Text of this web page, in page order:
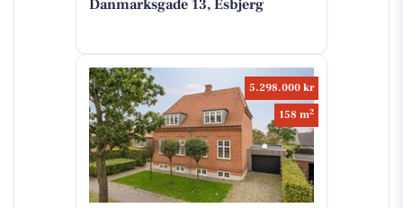
Danmarksgade 13, Esbjerg
5.298.000 kr
158 m2